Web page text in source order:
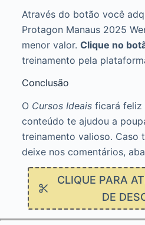
Através do botão você
Protagon Manaus 2025
menor valor. Clique no
treinamento pela
Conclusão
O Cursos Ideaisficará feliz
conteúdo te ajudou a
treinamento valioso. Caso
deixe nos comentários,
CLIQUE PARA
DE